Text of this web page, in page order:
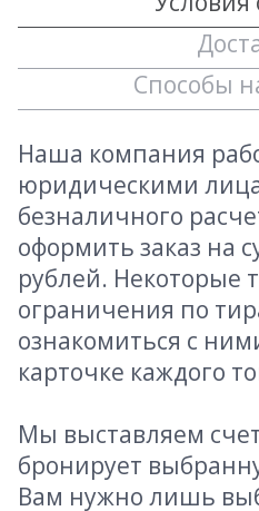
Способы
Наша компания
юридическими
безналичного
оформить заказ на
рублей. Некоторые
ограничения по
ознакомиться с
карточке каждого
Мы выставляем
бронирует
Вам нужно лишь